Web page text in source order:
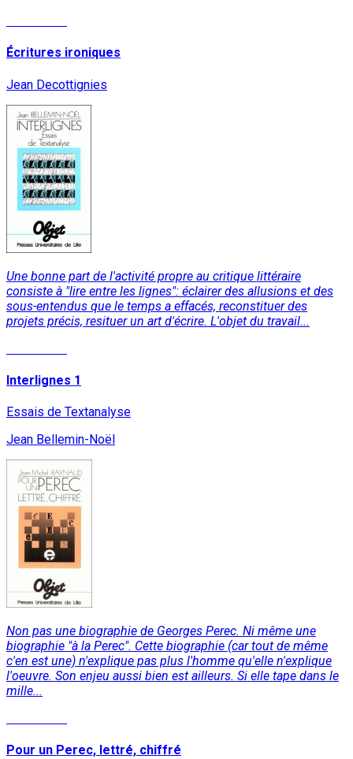
Écritures ironiques
Jean Decottignies
Une bonne part de l'activité propre au critique littéraire
consiste à "lire entre les lignes": éclairer des allusions et des
sous-entendus que le temps a effacés, reconstituer des
projets précis, resituer un art d'écrire. L'objet du travail...
Interlignes 1
Essais de Textanalyse
Jean Bellemin-Noël
Non pas une biographie de Georges Perec. Ni même une
biographie "à la Perec". Cette biographie (car tout de même
c'en est une) n'explique pas plus l'homme qu'elle n'explique
l'oeuvre. Son enjeu aussi bien est ailleurs. Si elle tape dans le
mille...
Pour un Perec, lettré, chiffré